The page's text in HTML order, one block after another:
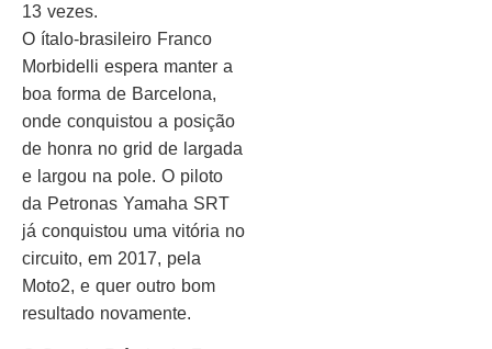
13 vezes.
O ítalo-brasileiro Franco
Morbidelli espera manter a
boa forma de Barcelona,
onde conquistou a posição
de honra no grid de largada
e largou na pole. O piloto
da Petronas Yamaha SRT
já conquistou uma vitória no
circuito, em 2017, pela
Moto2, e quer outro bom
resultado novamente.